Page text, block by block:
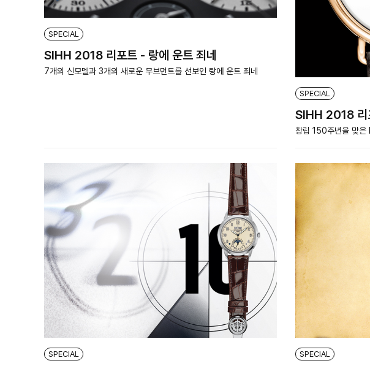
SPECIAL
SIHH 2018 리포트 - 랑에 운트 죄네
7개의 신모델과 3개의 새로운 무브먼트를 선보인 랑에 운트 죄네
SPECIAL
SIHH 2018
창립 150주년을 맞은
SPECIAL SPECIAL